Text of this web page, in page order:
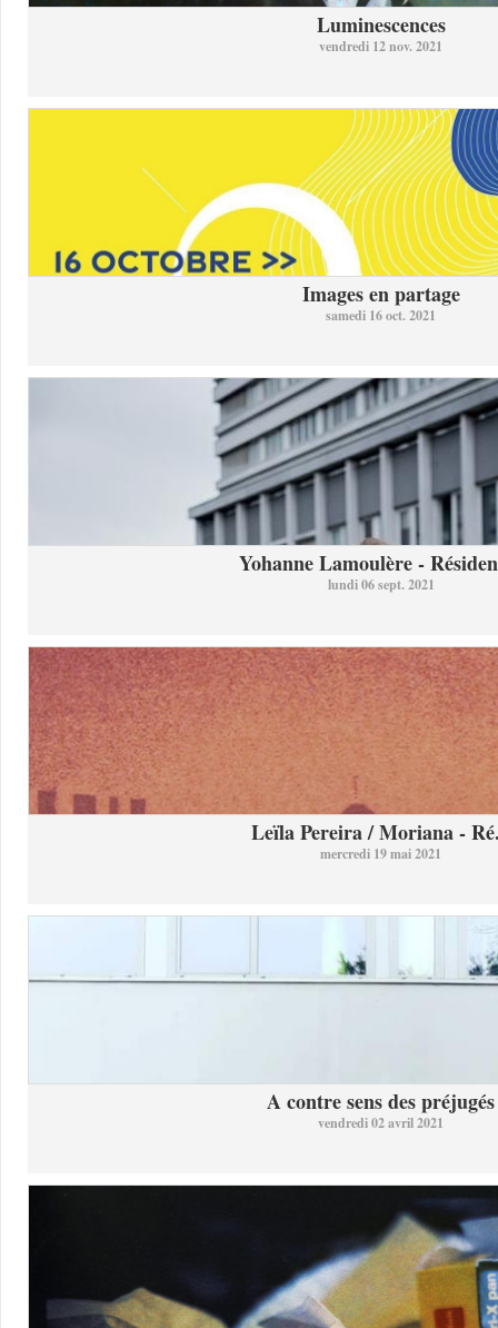
Luminescences
vendredi 12 nov. 2021
Images en partage
samedi 16 oct. 2021
Yohanne Lamoulère -
lundi 06 sept. 2021
Leïla Pereira / Moriana -
mercredi 19 mai 2021
A contre sens des préjugés
vendredi 02 avril 2021